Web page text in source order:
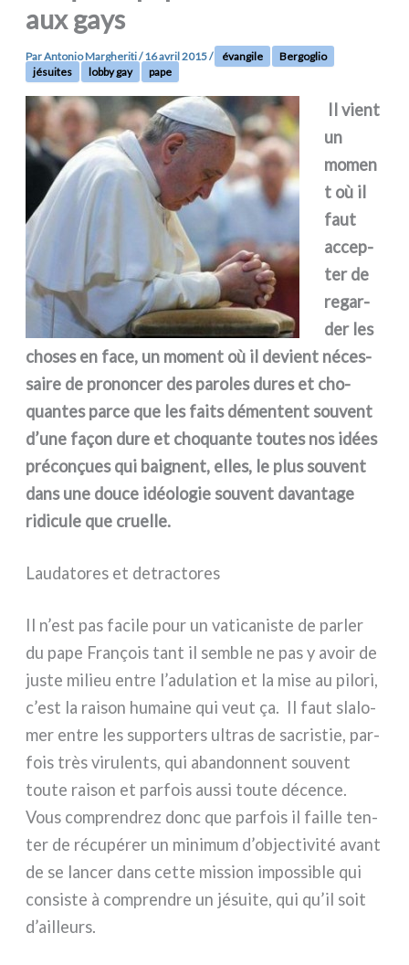
aux gays
ParAntonio Margheriti/16 avril 2015/ évangile
Bergoglio
jésuites
lobby gay pape
Il vient
un
momen
t où il
faut
accep­
ter de
regar­
der les
cho­ses en face, un moment où il devient néces­
sai­re de pro­non­cer des paro­les dures et cho­
quan­tes par­ce que les fai­ts démen­tent sou­vent
d’une façon dure et cho­quan­te tou­tes nos idées
pré­co­nçues qui bai­gnent, elles, le plus sou­vent
dans une dou­ce idéo­lo­gie sou­vent davan­ta­ge
ridi­cu­le que cruel­le.
Laudatores et detractores
Il n’est pas faci­le pour un vati­ca­ni­ste de par­ler
du pape François tant il sem­ble ne pas y avoir de
juste milieu entre l’adulation et la mise au pilo­ri,
c’est la rai­son humai­ne qui veut ça. Il faut sla­lo­
mer entre les sup­por­ters ultras de sacri­stie, par­
fois très viru­len­ts, qui aban­don­nent sou­vent
tou­te rai­son et par­fois aus­si tou­te décen­ce.
Vous com­pren­drez donc que par­fois il fail­le ten­
ter de récu­pé­rer un mini­mum d’objectivité avant
de se lan­cer dans cet­te mis­sion impos­si­ble qui
con­si­ste à com­pren­dre un jésui­te, qui qu’il soit
d’ailleurs.